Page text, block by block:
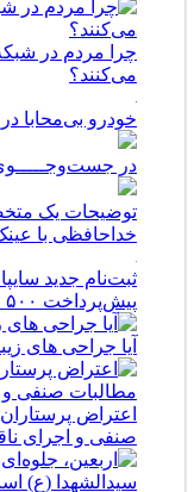
چرا مردم در
می‌کنند؟
خودرو بی‌محابا
در
توضیحات یک
خداحافظی با عینک بعد از ۵۰ سالگی؛
پیش‌پرداخت ۵۰۰ میلیونی
آیا جراحی های
اعتراض
صنفی و اجرای